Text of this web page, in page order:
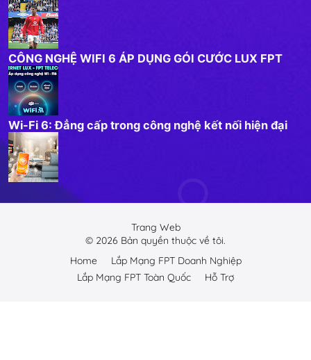
CÔNG NGHỆ WIFI 6 ÁP DỤNG GÓI CƯỚC LUX FPT
Wi-Fi 6: Đẳng cấp trong công nghệ kết nối hiện đại
Trang Web
© 2026 Bản quyền thuộc về tôi.
Home
Lắp Mạng FPT Doanh Nghiệp
Lắp Mạng FPT Toàn Quốc
Hỗ Trợ